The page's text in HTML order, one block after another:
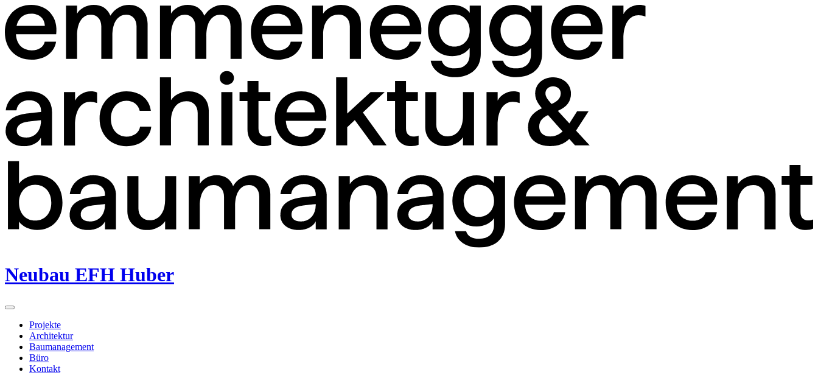
Neubau EFH Huber
Projekte
Architektur
Baumanagement
Büro
Kontakt